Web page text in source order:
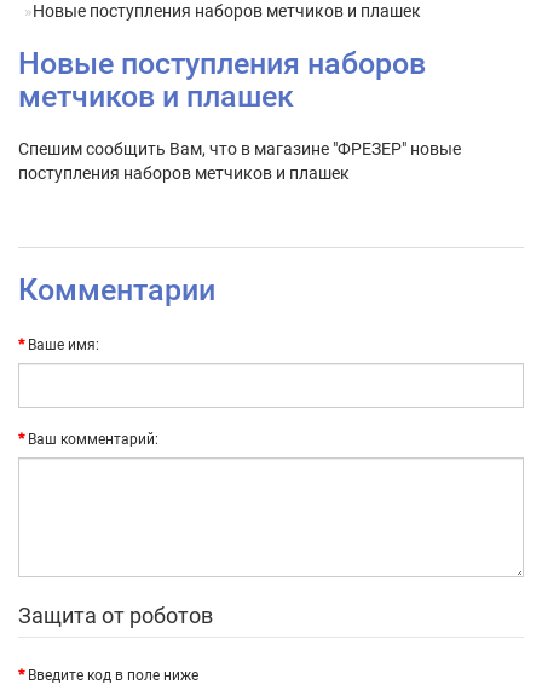
Новые поступления наборов метчиков и плашек
Новые поступления наборов
метчиков и плашек
Спешим сообщить Вам, что в магазине "ФРЕЗЕР" новые
поступления наборов метчиков и плашек
Комментарии
Ваше имя:
Ваш комментарий:
Защита от роботов
Введите код в поле ниже